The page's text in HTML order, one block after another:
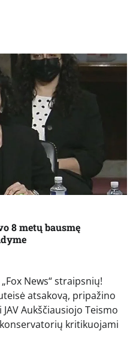
8 metų bausmę
News“ straipsnių!
atsakovą, pripažino
Aukščiausiojo Teismo
kritikuojami